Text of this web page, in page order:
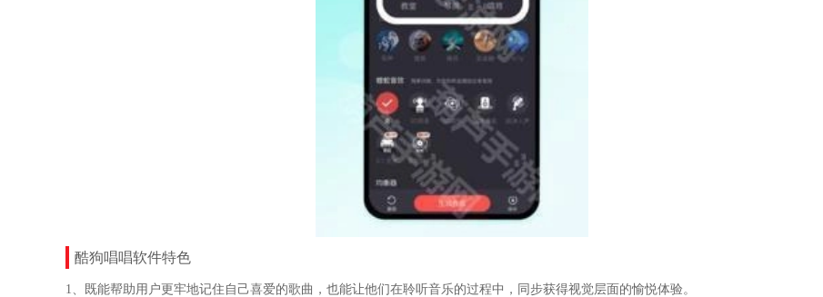
酷狗唱唱软件特色
1、既能帮助用户更牢地记住自己喜爱的歌曲，也能让他们在聆听音乐的过程中，同步获得视觉层面的愉悦体验。